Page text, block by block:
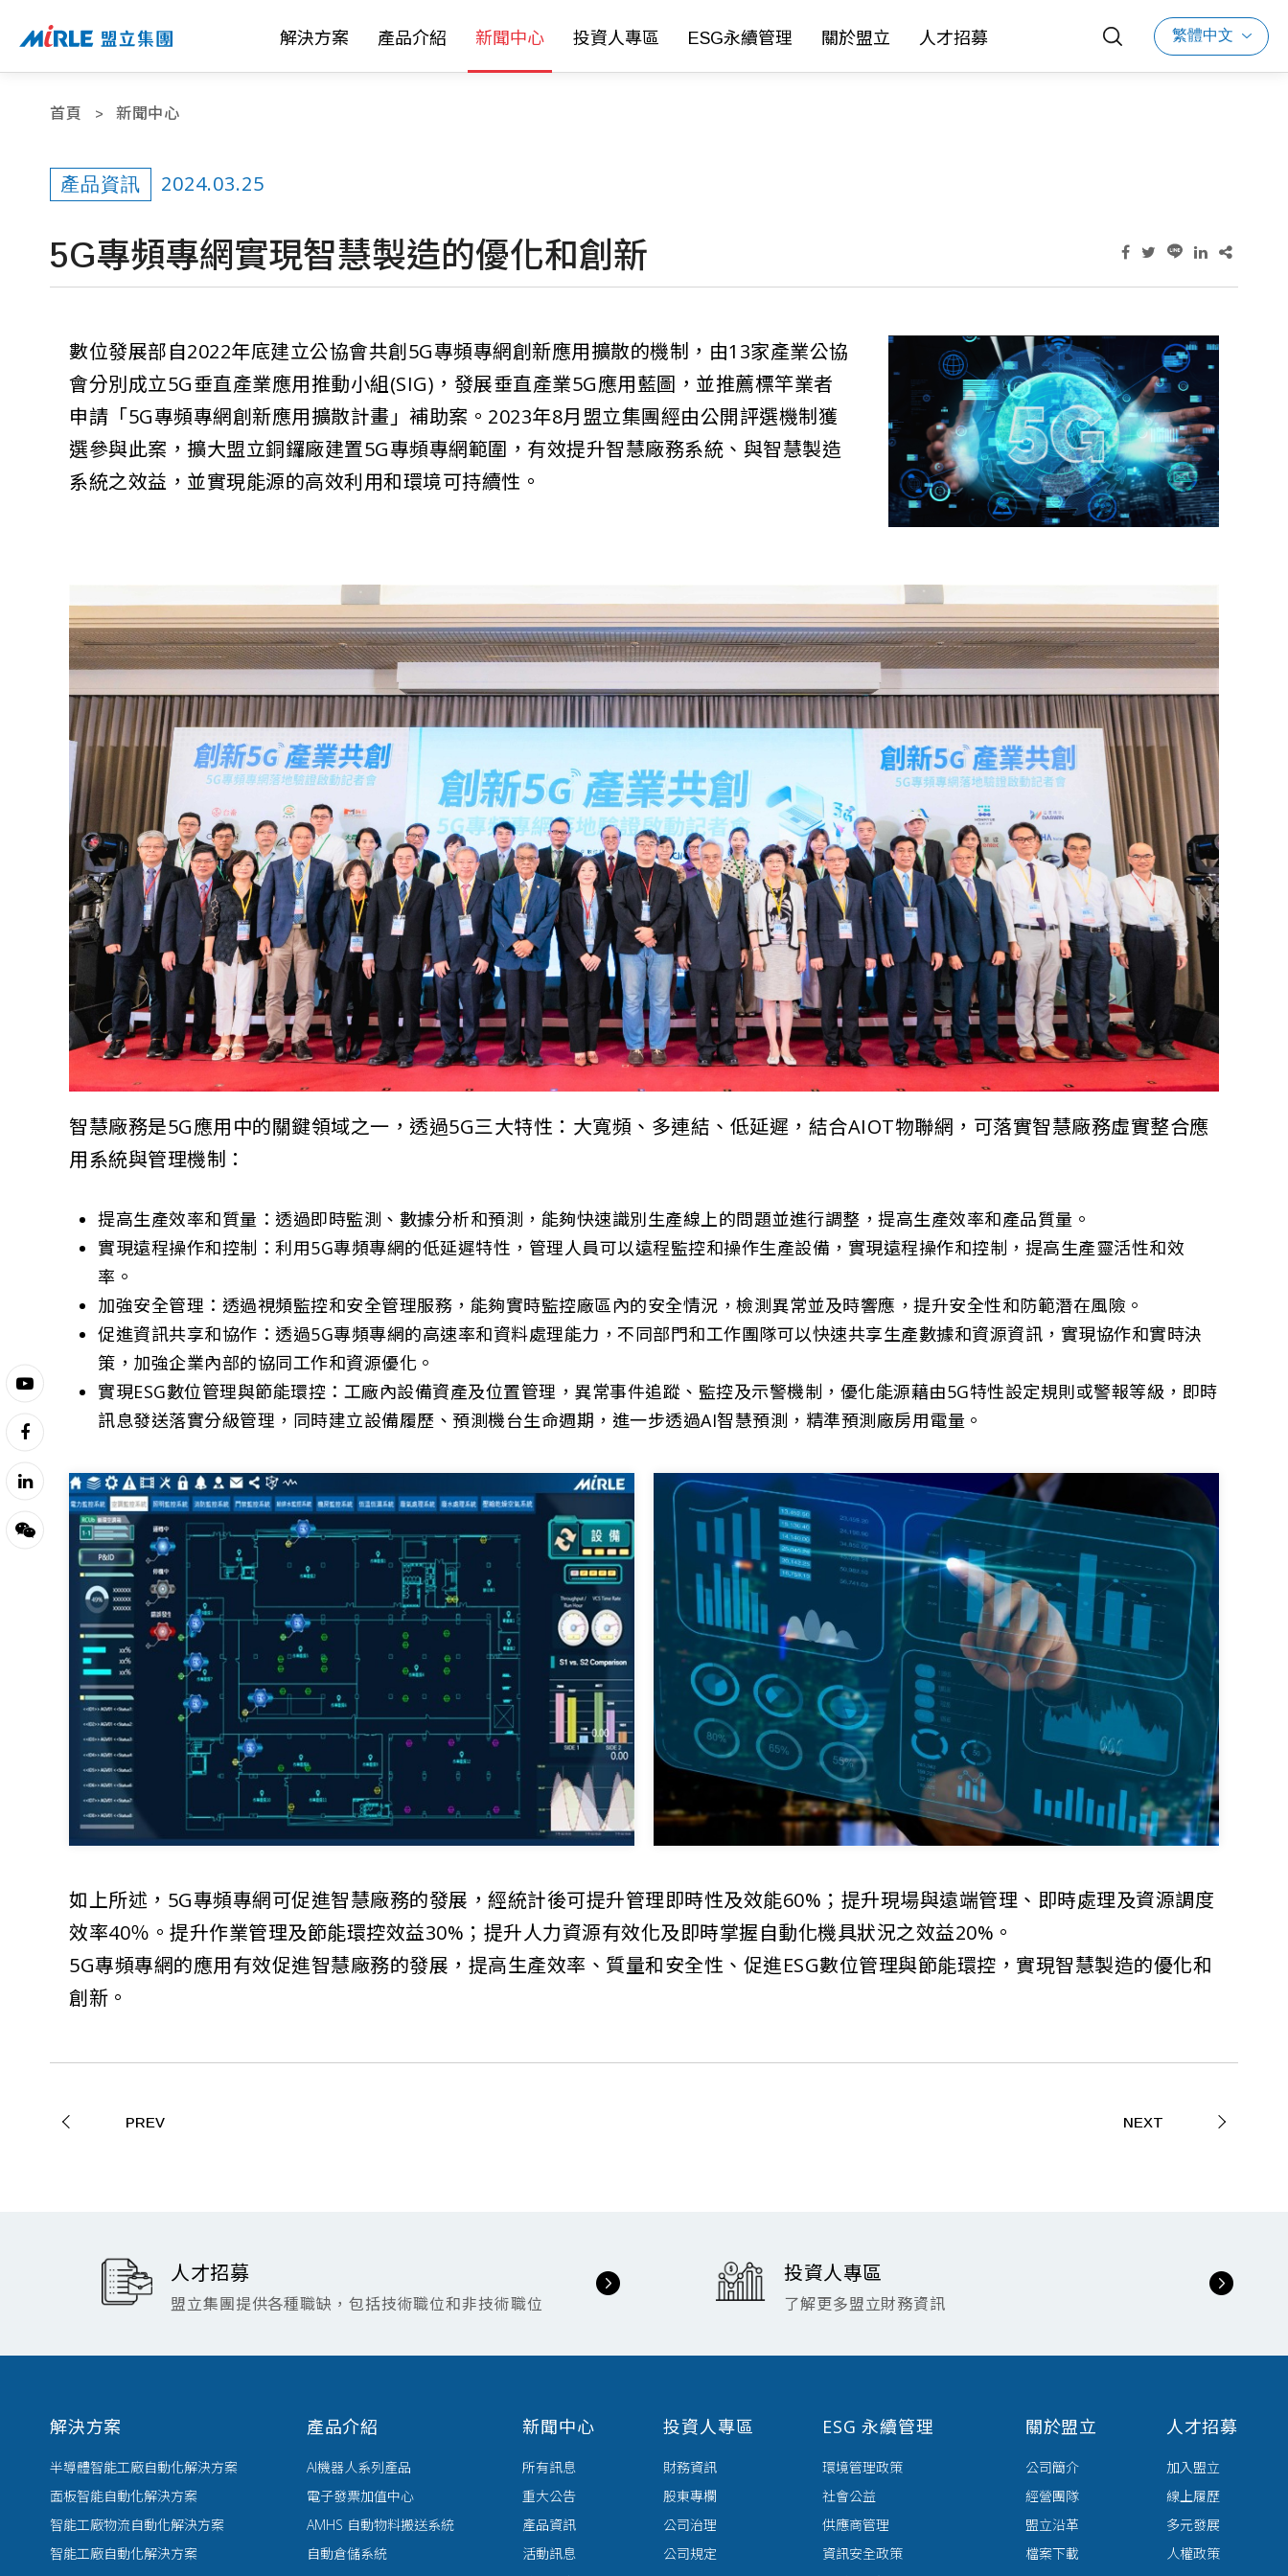
解決方案 產品介紹 新聞中心 投資人專區 ESG永續管理 關於盟立 人才招募 繁體中文
首頁 新聞中心
產品資訊 2024.03.25
5G專頻專網實現智慧製造的優化和創新
數位發展部自2022年底建立公協會共創5G專頻專網創新應用擴散的機制，由13家產業公協
會分別成立5G垂直產業應用推動小組(SIG)，發展垂直產業5G應用藍圖，並推薦標竿業者
申請「5G專頻專網創新應用擴散計畫」補助案。2023年8月盟立集團經由公開評選機制獲
選參與此案，擴大盟立銅鑼廠建置5G專頻專網範圍，有效提升智慧廠務系統、與智慧製造
系統之效益，並實現能源的高效利用和環境可持續性。
智慧廠務是5G應用中的關鍵領域之一，透過5G三大特性：大寬頻、多連結、低延遲，結合AIOT物聯網，可落實智慧廠務虛實整合應
用系統與管理機制：
提高生產效率和質量：透過即時監測、數據分析和預測，能夠快速識別生產線上的問題並進行調整，提高生產效率和產品質量。
實現遠程操作和控制：利用5G專頻專網的低延遲特性，管理人員可以遠程監控和操作生產設備，實現遠程操作和控制，提高生產靈活性和效
率。
加強安全管理：透過視頻監控和安全管理服務，能夠實時監控廠區內的安全情況，檢測異常並及時響應，提升安全性和防範潛在風險。
促進資訊共享和協作：透過5G專頻專網的高速率和資料處理能力，不同部門和工作團隊可以快速共享生產數據和資源資訊，實現協作和實時決
策，加強企業內部的協同工作和資源優化。
實現ESG數位管理與節能環控：工廠內設備資產及位置管理，異常事件追蹤、監控及示警機制，優化能源藉由5G特性設定規則或警報等級，即時
訊息發送落實分級管理，同時建立設備履歷、預測機台生命週期，進一步透過AI智慧預測，精準預測廠房用電量。
如上所述，5G專頻專網可促進智慧廠務的發展，經統計後可提升管理即時性及效能60%；提升現場與遠端管理、即時處理及資源調度
效率40％。提升作業管理及節能環控效益30%；提升人力資源有效化及即時掌握自動化機具狀況之效益20%。
5G專頻專網的應用有效促進智慧廠務的發展，提高生產效率、質量和安全性、促進ESG數位管理與節能環控，實現智慧製造的優化和
創新。
PREV NEXT
人才招募
盟立集團提供各種職缺，包括技術職位和非技術職位
投資人專區
了解更多盟立財務資訊
解決方案
半導體智能工廠自動化解決方案
面板智能自動化解決方案
智能工廠物流自動化解決方案
智能工廠自動化解決方案
產品介紹
AI機器人系列產品
電子發票加值中心
AMHS 自動物料搬送系統
自動倉儲系統
新聞中心
所有訊息
重大公告
產品資訊
活動訊息
投資人專區
財務資訊
股東專欄
公司治理
公司規定
ESG 永續管理
環境管理政策
社會公益
供應商管理
資訊安全政策
關於盟立
公司簡介
經營團隊
盟立沿革
檔案下載
人才招募
加入盟立
線上履歷
多元發展
人權政策